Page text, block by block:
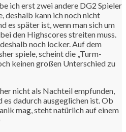
ich erst zwei andere DG2 Spieler
deshalb kann ich noch nicht
es später ist, wenn man sich um
den Highscores streiten muss.
noch locker. Auf dem
spiele, scheint die „Turm-
keinen großen Unterschied zu
nicht als Nachteil empfunden,
es dadurch ausgeglichen ist. Ob
mag, steht natürlich auf einem